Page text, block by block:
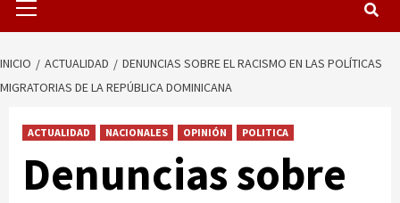
primario
INICIO ACTUALIDAD
DENUNCIAS SOBRE EL RACISMO EN LAS POLÍTICAS
MIGRATORIAS DE LA REPÚBLICA DOMINICANA
ACTUALIDAD NACIONALES OPINIÓN POLITICA
Denuncias sobre